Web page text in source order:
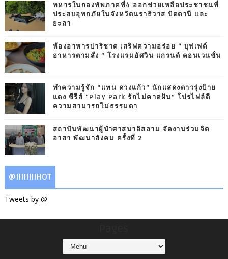
ทหารในกองทัพภาคที่4 ออกช่วยเหลือประชาชนที่
ประสบอุทกภัยในจังหวัดนราธิวาส ปัตตานี และ
ยะลา
ห้องอาหารปาริชาต เสริฟความอร่อย “ บุฟเฟต์
อาหารตามสั่ง ” โรงแรมอัศวิน แกรนด์ คอนเวนชั่น
ทำความรู้จัก “แทน ดวงแก้ว” นักแสดงดาวรุ่งป้าย
แดง ซีรีส์ “Play Park รักไม่คาดฝัน” โปรไฟล์ดี
ความสามารถไม่ธรรมดา
สถาบันพัฒนาผู้นำศาสนาอิสลาม จัดงานร่วมจิต
อาสา พัฒนาสังคม ครั้งที่ 2
@IIIIIIIIHOT
Tweets by @